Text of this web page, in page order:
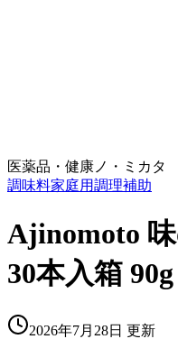
医薬品・健康 ノ・ミカタ
調味料家庭用調理補助
Ajinomoto
30本入箱 90g
2026年7月28日 更新